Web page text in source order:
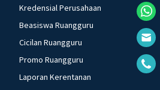
Kredensial Perusahaan
Beasiswa Ruangguru
Cicilan Ruangguru
Promo Ruangguru
Laporan Kerentanan